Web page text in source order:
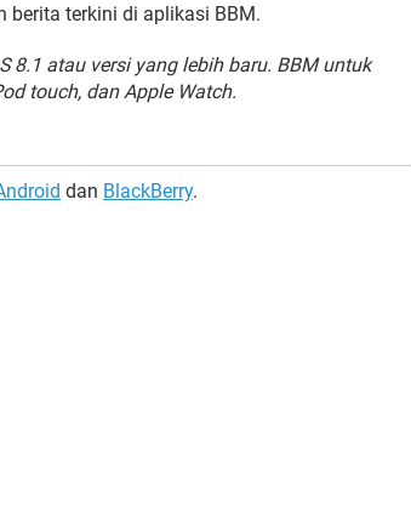
berita terkini di aplikasi BBM.
8.1 atau versi yang lebih baru. BBM untuk
touch, dan Apple Watch.
dan BlackBerry.